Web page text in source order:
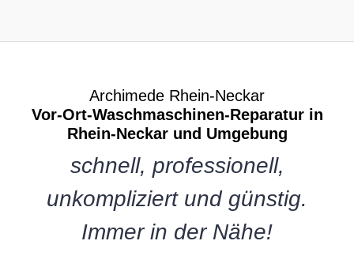
Archimede Rhein-Neckar
Vor-Ort-Waschmaschinen-Reparatur in
Rhein-Neckar und Umgebung
schnell, professionell,
unkompliziert und günstig.
Immer in der Nähe!